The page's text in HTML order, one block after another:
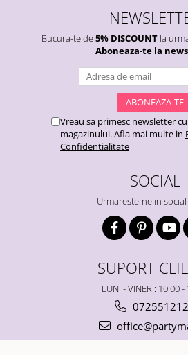
Bucura-te de5% DISCOUNT la
Aboneaza-te la
Vreau sa primesc newsletter
magazinului. Afla mai multe in
Confidentialitate
SOCIAL
Urmareste-ne in
SUPORT
LUNI - VINERI: 10:00 -